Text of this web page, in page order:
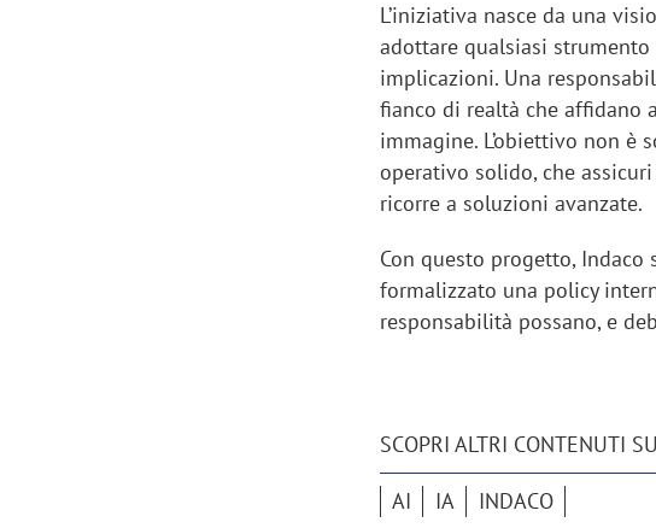
L’iniziativa nasce da una
adottare qualsiasi
implicazioni. Una
fianco di realtà che affidano
immagine. L’obiettivo non
operativo solido, che
ricorre a soluzioni avanzate.
Con questo progetto,
formalizzato una policy
responsabilità possano, e
SCOPRI ALTRI CONTENUTI SU
AI IA INDACO